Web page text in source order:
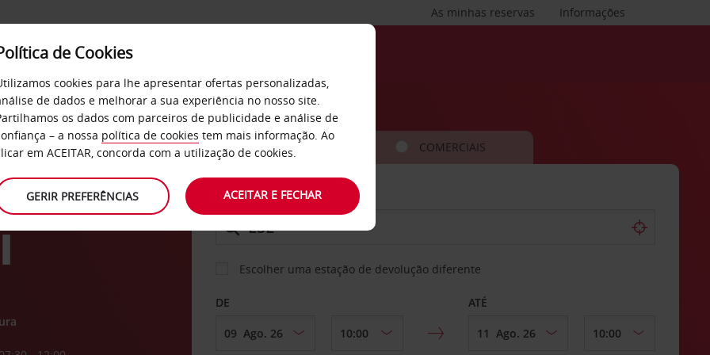
Informações
As minhas reservas
SERVIÇOS EMPRESAS
CARRO COMERCIAIS
LEVANTAR EM
Escolher uma estação de devolução diferente
DE ATÉ
de Cookies
cookies para lhe apresentar ofertas personalizadas,
de dados e melhorar a sua experiência no nosso site.
os dados com parceiros de publicidade e análise de
– a nossa política de cookies tem mais informação. Ao
em ACEITAR, concorda com a utilização de cookies.
GERIR PREFERÊNCIAS ACEITAR E FECHAR